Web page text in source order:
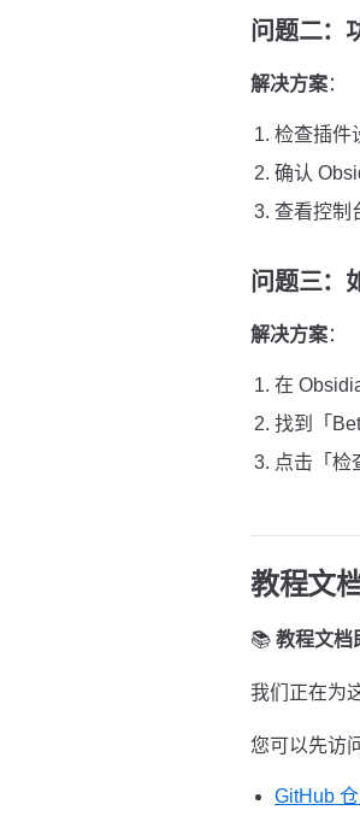
问题二：
解决方案：
检查插件
确认
查看控制
问题三：
解决方案：
在
找到「
点击「检
教程文
📚 教程文档
我们正在为
您可以先访
GitHub